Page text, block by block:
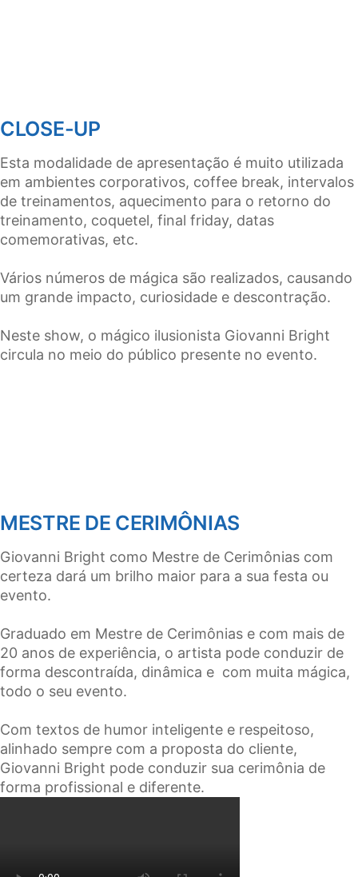
CLOSE-UP
Esta modalidade de apresentação é muito utilizada
em ambientes corporativos, coffee break, intervalos
de treinamentos, aquecimento para o retorno do
treinamento, coquetel, final friday, datas
comemorativas, etc.
Vários números de mágica são realizados, causando
um grande impacto, curiosidade e descontração.
Neste show, o mágico ilusionista Giovanni Bright
circula no meio do público presente no evento.
MESTRE DE CERIMÔNIAS
Giovanni Bright como Mestre de Cerimônias com
certeza dará um brilho maior para a sua festa ou
evento.
Graduado em Mestre de Cerimônias e com mais de
20 anos de experiência, o artista pode conduzir de
forma descontraída, dinâmica e com muita mágica,
todo o seu evento.
Com textos de humor inteligente e respeitoso,
alinhado sempre com a proposta do cliente,
Giovanni Bright pode conduzir sua cerimônia de
forma profissional e diferente.